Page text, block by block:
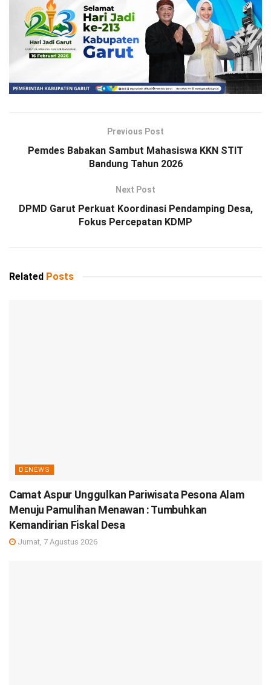
Previous Post
Pemdes Babakan Sambut Mahasiswa KKN STIT
Bandung Tahun 2026
Next Post
DPMD Garut Perkuat Koordinasi Pendamping Desa,
Fokus Percepatan KDMP
Related Posts
DENEWS
Camat Aspur Unggulkan Pariwisata Pesona Alam
Menuju Pamulihan Menawan : Tumbuhkan
Kemandirian Fiskal Desa
Jumat, 7 Agustus 2026